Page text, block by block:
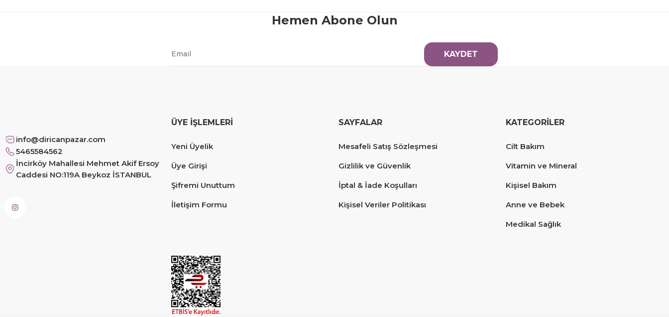
Siteye üyelik gayet kolay, güvenli ödeme, hızlı gönderim.
Fahrettin Vural | 11/11/2025
sorunsuz elime ulaştı teşekkürler
Hemen Abone Olun
KAYDET
info@diricanpazar.com
5465584562
İncirköy Mahallesi Mehmet Akif Ersoy
Caddesi NO:119A Beykoz İSTANBUL
ÜYE İŞLEMLERİ
Yeni Üyelik
Üye Girişi
Şifremi Unuttum
İletişim Formu
SAYFALAR
Mesafeli Satış Sözleşmesi
Gizlilik ve Güvenlik
İptal & İade Koşulları
Kişisel Veriler Politikası
KATEGORİLER
Cilt Bakım
Vitamin ve Mineral
Kişisel Bakım
Anne ve Bebek
Medikal Sağlık